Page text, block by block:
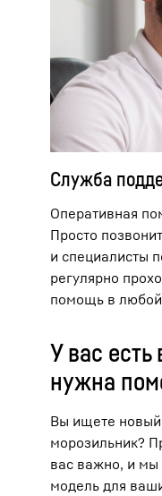
Служба
Оперативная
Просто
и специалисты
регулярно
помощь в любой
У вас
нужна
Вы ищете новый
морозильник?
вас важно, и
модель для